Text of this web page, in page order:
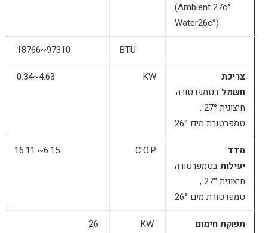
(Ambient 27c°
Water26c°)
BTU
18766~97310
צריכת
חשמל בטמפרטורה
חיצונית 27° ,
טמפרטורת מים 26°
KW
0.34~4.63
מדד
יעילותבטמפרטורה
חיצונית 27° ,
טמפרטורת מים 26°
C.O.P
16.11 ~6.15
תפוקת חימום
KW